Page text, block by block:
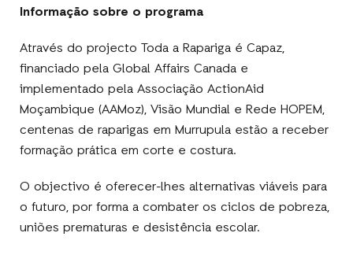
Informação sobre o programa
Através do projecto Toda a Rapariga é Capaz,
financiado pela Global Affairs Canada e
implementado pela Associação ActionAid
Moçambique (AAMoz), Visão Mundial e Rede HOPEM,
centenas de raparigas em Murrupula estão a receber
formação prática em corte e costura.
O objectivo é oferecer-lhes alternativas viáveis para
o futuro, por forma a combater os ciclos de pobreza,
uniões prematuras e desistência escolar.